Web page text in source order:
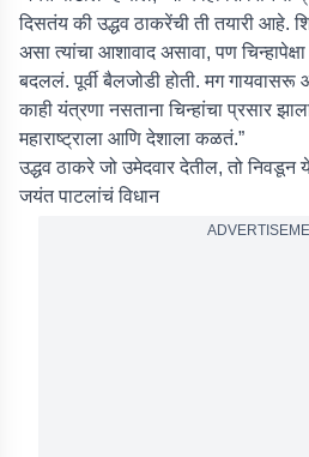
दिसतंय की उद्धव ठाकरेंची ती तयारी आहे.
असा त्यांचा आशावाद असावा, पण
बदललं. पूर्वी बैलजोडी होती. मग
काही यंत्रणा नसताना चिन्हांचा प्रसार
महाराष्ट्राला आणि देशाला कळतं.”
उद्धव ठाकरे जो उमेदवार देतील, तो निवडून
जयंत पाटलांचं विधान